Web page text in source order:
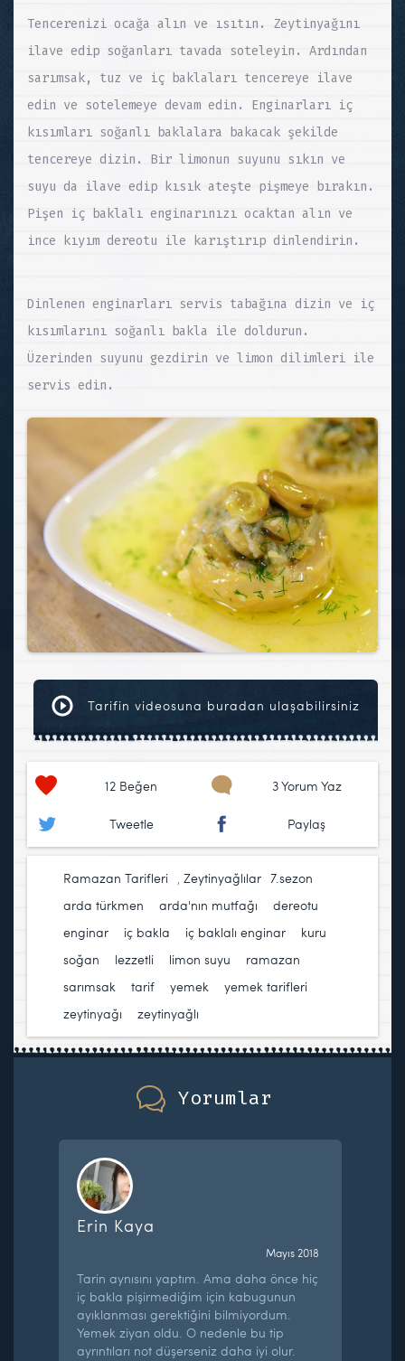
Tencerenizi ocağa alın ve ısıtın. Zeytinyağını
ilave edip soğanları tavada soteleyin. Ardından
sarımsak, tuz ve iç baklaları tencereye ilave
edin ve sotelemeye devam edin. Enginarları iç
kısımları soğanlı baklalara bakacak şekilde
tencereye dizin. Bir limonun suyunu sıkın ve
suyu da ilave edip kısık ateşte pişmeye bırakın.
Pişen iç baklalı enginarınızı ocaktan alın ve
ince kıyım dereotu ile karıştırıp dinlendirin.
Dinlenen enginarları servis tabağına dizin ve iç
kısımlarını soğanlı bakla ile doldurun.
Üzerinden suyunu gezdirin ve limon dilimleri ile
servis edin.
Tarifin videosuna buradan ulaşabilirsiniz
12 Beğen 3 Yorum Yaz
Tweetle Paylaş
Ramazan Tarifleri Zeytinyağlılar 7.sezon
arda türkmen
arda'nın mutfağı dereotu
enginar
iç bakla iç baklalı enginar
kuru
soğan
lezzetli limon suyu ramazan
sarımsak
tarif yemek yemek tarifleri
zeytinyağı
zeytinyağlı
Yorumlar
Erin Kaya
Mayıs 2018
Tarin aynısını yaptım. Ama daha önce hiç
iç bakla pişirmediğim için kabugunun
ayıklanması gerektiğini bilmiyordum.
Yemek ziyan oldu. O nedenle bu tip
ayrıntıları not düşerseniz daha iyi olur.